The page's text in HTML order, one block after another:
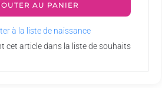
AU PANIER
à la liste de naissance
cet article dans la liste de souhaits